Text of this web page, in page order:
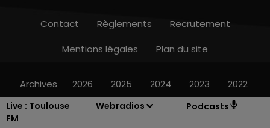
Live : Toulouse
FM
Webradios Podcasts
Contact Règlements
Recrutement
Mentions légales
Plan du site
Archives 2026 2025 2024 2023 2022